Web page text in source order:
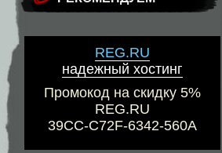
REG.RU
надежный хостинг
Промокод на скидку 5%
REG.RU
39CC-C72F-6342-560A